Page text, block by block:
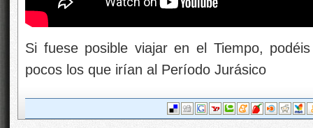
Si fuese posible viajar en el Tiempo,
pocos los que irían al Período Jurásico